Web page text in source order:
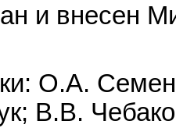
и внесен
О.А.
В.В.